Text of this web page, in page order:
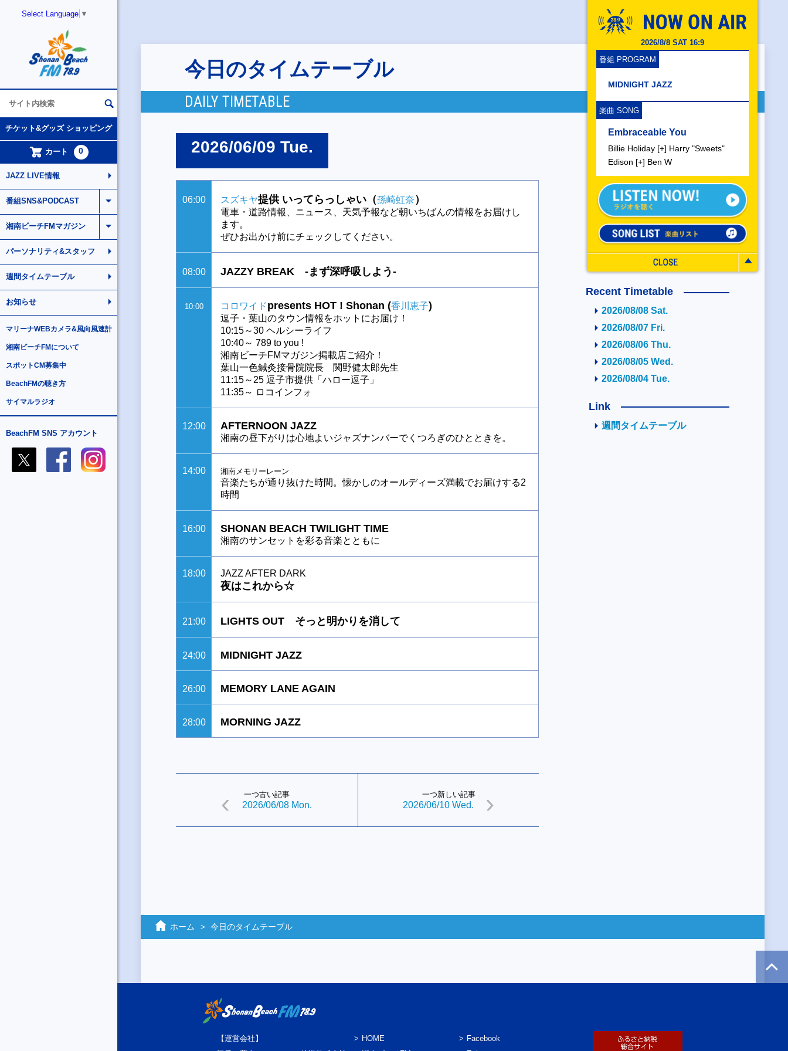
Select Language ▼
2026/8/8 SAT 16:9
番組 PROGRAM
MIDNIGHT JAZZ
楽曲 SONG
Embraceable You
Billie Holiday [+] Harry "Sweets"
Edison [+] Ben W
チケット&グッズ ショッピング
カート 0
JAZZ LIVE情報
番組SNS&PODCAST
湘南ビーチFMマガジン
パーソナリティ&スタッフ
週間タイムテーブル
お知らせ
マリーナWEBカメラ&風向風速計
湘南ビーチFMについて
スポットCM募集中
BeachFMの聴き方
サイマルラジオ
BeachFM SNS アカウント
今日のタイムテーブル
DAILY TIMETABLE
2026/06/09 Tue.
06:00 スズキヤ提供 いってらっしゃい（孫崎虹奈）
電車・道路情報、ニュース、天気予報など朝いちばんの情報をお届けし
ます。
ぜひお出かけ前にチェックしてください。
08:00 JAZZY BREAK -まず深呼吸しよう-
10:00 コロワイドpresents HOT ! Shonan (香川恵子)
逗子・葉山のタウン情報をホットにお届け！
10:15～30 ヘルシーライフ
10:40～ 789 to you !
湘南ビーチFMマガジン掲載店ご紹介！
葉山一色鍼灸接骨院院長 関野健太郎先生
11:15～25 逗子市提供「ハロー逗子」
11:35～ ロコインフォ
12:00 AFTERNOON JAZZ
湘南の昼下がりは心地よいジャズナンバーでくつろぎのひとときを。
14:00 湘南メモリーレーン
音楽たちが通り抜けた時間。懐かしのオールディーズ満載でお届けする2
時間
16:00 SHONAN BEACH TWILIGHT TIME
湘南のサンセットを彩る音楽とともに
18:00 JAZZ AFTER DARK
夜はこれから☆
21:00 LIGHTS OUT そっと明かりを消して
24:00 MIDNIGHT JAZZ
26:00 MEMORY LANE AGAIN
28:00 MORNING JAZZ
一つ古い記事
2026/06/08 Mon.
一つ新しい記事
2026/06/10 Wed.
Recent Timetable
2026/08/08 Sat.
2026/08/07 Fri.
2026/08/06 Thu.
2026/08/05 Wed.
2026/08/04 Tue.
Link
週間タイムテーブル
ホーム 今日のタイムテーブル
【運営会社】
HOME
Facebook